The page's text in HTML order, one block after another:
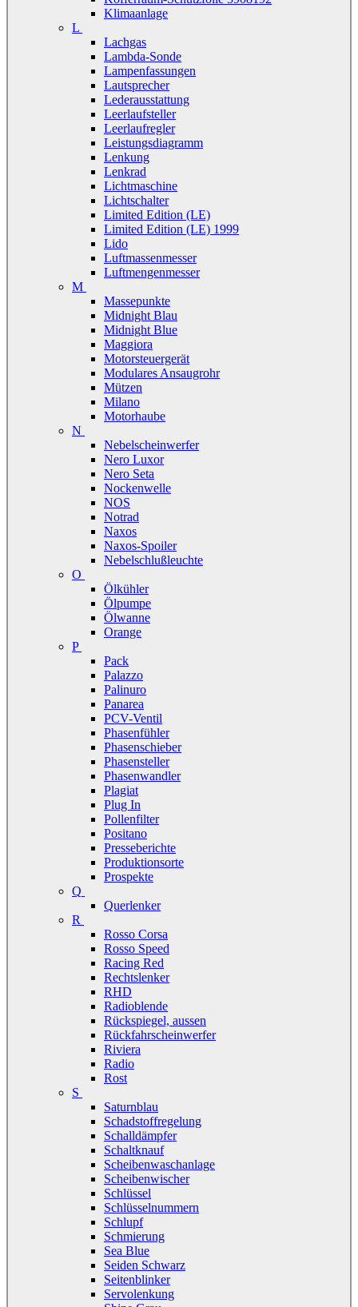
Klimaanlage
L
Lachgas
Lambda-Sonde
Lampenfassungen
Lautsprecher
Lederausstattung
Leerlaufsteller
Leerlaufregler
Leistungsdiagramm
Lenkung
Lenkrad
Lichtmaschine
Lichtschalter
Limited Edition (LE)
Limited Edition (LE) 1999
Lido
Luftmassenmesser
Luftmengenmesser
M
Massepunkte
Midnight Blau
Midnight Blue
Maggiora
Motorsteuergerät
Modulares Ansaugrohr
Mützen
Milano
Motorhaube
N
Nebelscheinwerfer
Nero Luxor
Nero Seta
Nockenwelle
NOS
Notrad
Naxos
Naxos-Spoiler
Nebelschlußleuchte
O
Ölkühler
Ölpumpe
Ölwanne
Orange
P
Pack
Palazzo
Palinuro
Panarea
PCV-Ventil
Phasenfühler
Phasenschieber
Phasensteller
Phasenwandler
Plagiat
Plug In
Pollenfilter
Positano
Presseberichte
Produktionsorte
Prospekte
Q
Querlenker
R
Rosso Corsa
Rosso Speed
Racing Red
Rechtslenker
RHD
Radioblende
Rückspiegel, aussen
Rückfahrscheinwerfer
Riviera
Radio
Rost
S
Saturnblau
Schadstoffregelung
Schalldämpfer
Schaltknauf
Scheibenwaschanlage
Scheibenwischer
Schlüssel
Schlüsselnummern
Schlupf
Schmierung
Sea Blue
Seiden Schwarz
Seitenblinker
Servolenkung